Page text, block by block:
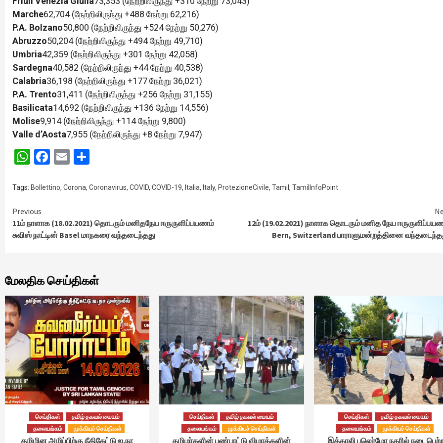
Marche62,704 (நேற்றிலிருந்து +488 நேற்று 62,216)
P.A. Bolzano50,800 (நேற்றிலிருந்து +524 நேற்று 50,276)
Abruzzo50,204 (நேற்றிலிருந்து +494 நேற்று 49,710)
Umbria42,359 (நேற்றிலிருந்து +301 நேற்று 42,058)
Sardegna40,582 (நேற்றிலிருந்து +44 நேற்று 40,538)
Calabria36,198 (நேற்றிலிருந்து +177 நேற்று 36,021)
P.A. Trento31,411 (நேற்றிலிருந்து +256 நேற்று 31,155)
Basilicata14,692 (நேற்றிலிருந்து +136 நேற்று 14,556)
Molise9,914 (நேற்றிலிருந்து +114 நேற்று 9,800)
Valle d’Aosta7,955 (நேற்றிலிருந்து +8 நேற்று 7,947)
WhatsApp
Facebook
Email
Tags: Bollettino, Corona, Coronavirus, COVID, COVID-19, Italia, Italy, ProtezioneCivile, Tamil , TamilInfoPoint
Continue
Reading
Previous
11ம் நாளாக (18.02.2021) தொடரும் மனிதநேய ஈருருளிப்பயணம்
சுவிஸ் நாட்டின் Basel மாநகரை வந்தடைந்தது
12ம் (19.02.2021) நாளாக தொடரும் மனித நேய
Bern, Switzerland பாராளுமன்றத்தினை
மேலதிக செய்திகள்
செய்திகள்
தமிழ் தகவல் மையம்
தலையங்கம்
முக்கியச் செய்திகள்
தமிழின அழிப்பிற்கு நீதிகேட்டு ஐ.நா
செய்திகள்
தமிழ் தகவல் மையம்
தலையங்கம்
முக்கியச் செய்திகள்
தமிழர்களின் பண்பாட்டு விழாக்களின்
செய்திகள்
தமிழ் தகவல் மையம்
தலையங்கம்
முக்கியச் செய்திகள்
இத்தாலி பலெர்மோ நகரில்